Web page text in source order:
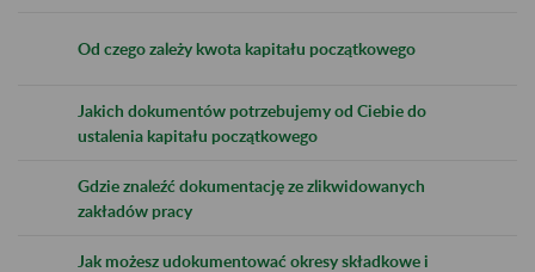
Od czego zależy kwota kapitału początkowego
Jakich dokumentów potrzebujemy od Ciebie do
ustalenia kapitału początkowego
Gdzie znaleźć dokumentację ze zlikwidowanych
zakładów pracy
Jak możesz udokumentować okresy składkowe i